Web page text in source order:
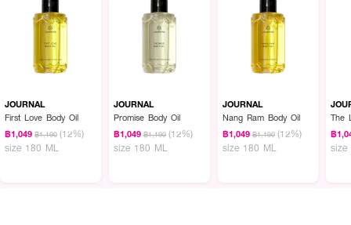
ผลลัพธ์ที่ได้:
บำรุงฟื้นฟูผิวให้ชุ่มชื้นเปล่งประกายสุขภาพดีและมอบกลิ่นหอมอันเป็นเอกลักษณ์ไป
กับ JOURNAL Charm Body Oil บอดี้ออยที่มีกลิ่นหอมสดชื่นจากใบกระวานที่มี
กลิ่นที่มีความเฉพาะและแตกต่างด้วยเอกลักษณ์ที่หอมสดชื่น ผสานคุณสมบัติน้ำมัน
สกัดเข้มข้นจากธรรมชาติ อาทิเช่น Sweet Almond Oil, Sunflower Oil, Grape
JOURNAL
First Love Body Oil
฿1,049 ฿1,190 (12%)
size 180 ML
JOURNAL
Promise Body Oil
฿1,049 ฿1,190 (12%)
size 180 ML
JOURNAL
Nang Ram Body Oil
฿1,049 ฿1,190 (12%)
size 180 ML
The
฿
size